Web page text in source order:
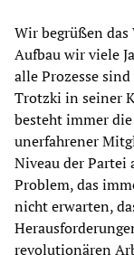
Wir begrüßen das
Aufbau wir viele
alle Prozesse
Trotzki in seiner
besteht immer
unerfahrener
Niveau der Partei
Problem, das
nicht erwarten,
revolutionären